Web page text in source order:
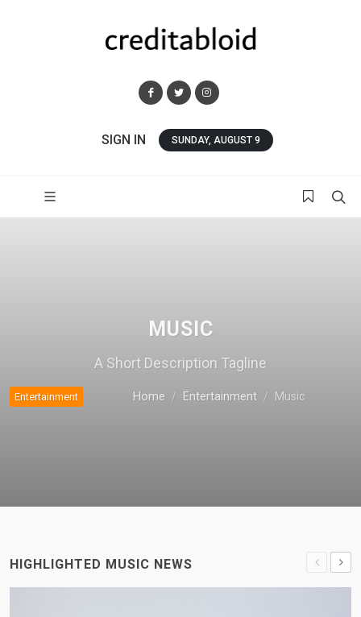
SIGN IN SUNDAY, AUGUST 9
MUSIC
A Short Description Tagline
Entertainment Home Entertainment Music
HIGHLIGHTED MUSIC NEWS